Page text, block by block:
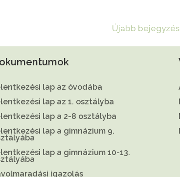
Újabb
lap az óvodába
lap az 1. osztályba
lap a 2-8 osztályba
lap a gimnázium 9.
lap a gimnázium 10-13.
igazolás